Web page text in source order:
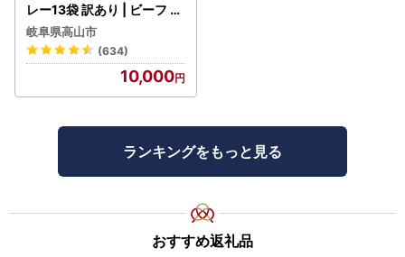
レー13袋 訳あり | ビーフ レ
トルト 訳あり DC006-CP
01 FN-Limited-VO
岐阜県高山市
(634)
10,000
ランキングをもっと見る
おすすめ返礼品